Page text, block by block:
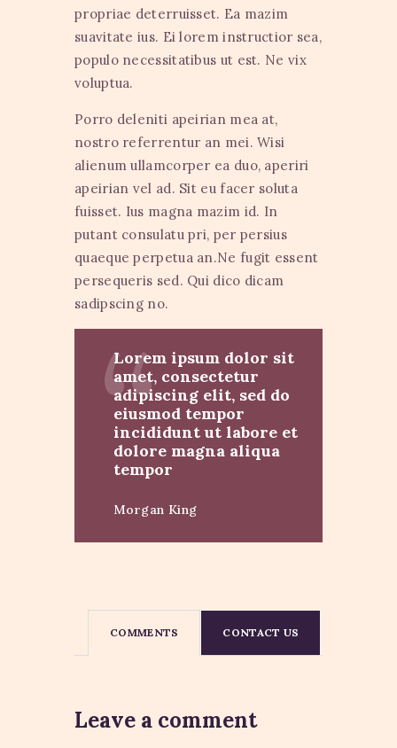
propriae deterruisset. Ea mazim
suavitate ius. Ei lorem instructior sea,
populo necessitatibus ut est. Ne vix
voluptua.
Porro deleniti apeirian mea at,
nostro referrentur an mei. Wisi
alienum ullamcorper ea duo, aperiri
apeirian vel ad. Sit eu facer soluta
fuisset. Ius magna mazim id. In
putant consulatu pri, per persius
quaeque perpetua an.Ne fugit essent
persequeris sed. Qui dico dicam
sadipscing no.
Lorem ipsum dolor sit
amet, consectetur
adipiscing elit, sed do
eiusmod tempor
incididunt ut labore et
dolore magna aliqua
tempor
Morgan King
COMMENTS CONTACT US
Leave a comment